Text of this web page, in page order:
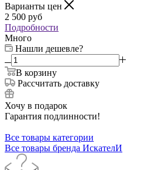
Варианты цен
2 500 руб
Подробности
Много
Нашли дешевле?
В корзину
Рассчитать доставку
Хочу в подарок
Гарантия подлинности!
Все товары категории
Все товары бренда ИскателИ